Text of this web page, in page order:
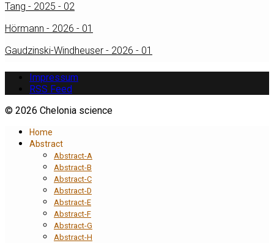
Tang - 2025 - 02
Hörmann - 2026 - 01
Gaudzinski-Windheuser - 2026 - 01
Impressum
RSS Feed
© 2026 Chelonia science
Home
Abstract
Abstract-A
Abstract-B
Abstract-C
Abstract-D
Abstract-E
Abstract-F
Abstract-G
Abstract-H